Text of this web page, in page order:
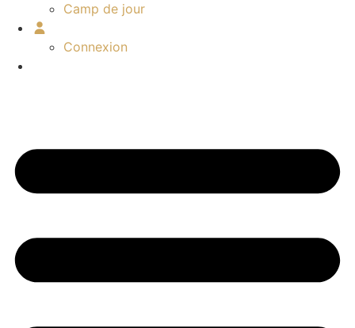
Camp de jour
Connexion